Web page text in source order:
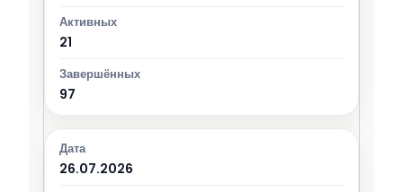
21
97
26.07.2026